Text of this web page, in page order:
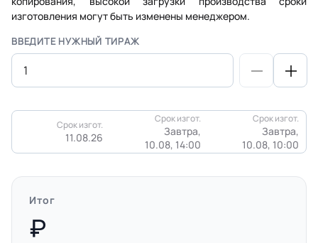
изготовления могут быть изменены менеджером.
ВВЕДИТЕ НУЖНЫЙ ТИРАЖ
Срок изгот.
11.08.26
Срок изгот.
Завтра,
10.08, 14:00
Срок изгот.
Завтра,
10.08, 10:00
Итог